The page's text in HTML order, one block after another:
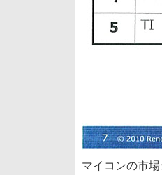
マイコンの市